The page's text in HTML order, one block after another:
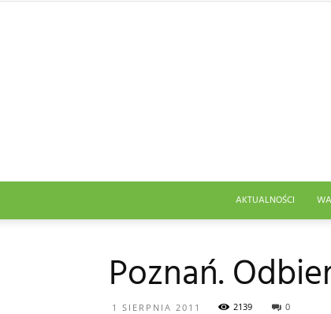
AKTUALNOŚCI
Poznań.
1 SIERPNIA 2011 2139 0